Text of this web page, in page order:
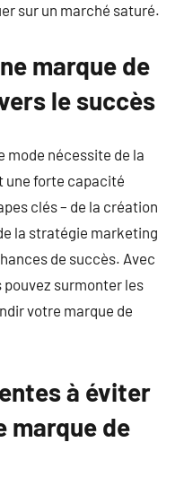
sur un marché saturé.
marque de
le succès
mode nécessite de la
une forte capacité
clés – de la création
la stratégie marketing
de succès. Avec
surmonter les
votre marque de
à éviter
marque de